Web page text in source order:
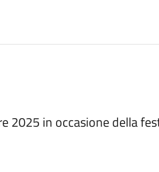
2025 in occasione della